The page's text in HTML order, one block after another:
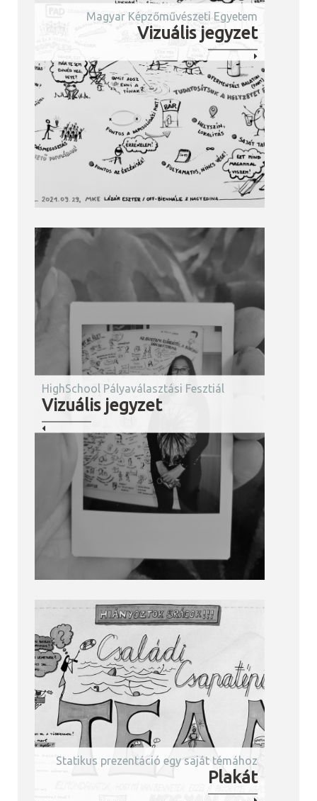
Magyar Képzőművészeti Egyetem
Vizuális jegyzet
HighSchool Pályaválasztási Fesztiál
Vizuális jegyzet
Statikus prezentáció egy saját témához
Plakát